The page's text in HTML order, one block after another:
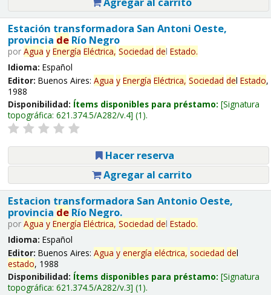
Estación transformadora San Antoni Oeste,
provincia deRío Negro
por Agua y Energía Eléctrica, Sociedad del Estado.
Idioma: Español
Editor: Buenos Aires: Agua y Energía Eléctrica, Sociedad del Estado,
1988
Disponibilidad: Ítems disponibles para préstamo: Signatura
topográfica: 621.374.5/A282/v.4 (1).
Hacer reserva
Agregar al carrito
Estacion transformadora San Antonio Oeste,
provincia deRío Negro.
por Agua y Energía Eléctrica, Sociedad del Estado.
Idioma: Español
Editor: Buenos Aires: Agua y energía eléctrica, sociedad del
estado, 1988
Disponibilidad: Ítems disponibles para préstamo: Signatura
topográfica: 621.374.5/A282/v.3 (1).